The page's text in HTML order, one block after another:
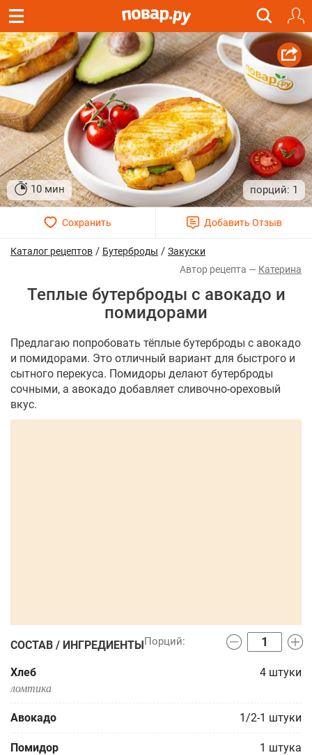
10 мин 1
Каталог рецептов / Бутерброды / Закуски
Катерина
Теплые бутерброды с авокадо и
помидорами
Предлагаю попробовать тёплые бутерброды с авокадо
и помидорами. Это отличный вариант для быстрого и
сытного перекуса. Помидоры делают бутерброды
сочными, а авокадо добавляет сливочно-ореховый
вкус.
СОСТАВ / ИНГРЕДИЕНТЫ
Хлеб 4 штуки
ломтика
Авокадо 1/2-1 штуки
Помидор 1 штука